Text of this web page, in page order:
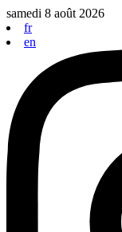
Aller
au
contenu
samedi 8 août 2026
fr
en